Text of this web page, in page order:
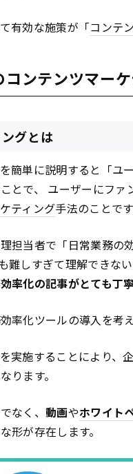
有効な施策が「コンテ
コンテンツマー
グとは
を簡単に説明すると「ユ
とで、 ユーザーにフ
ティング手法のことです
担当者で「日常業務の
難しすぎて理解できな
率化の記事がとても丁
率化ツールの導入を考
を実施することにより、
ります。
なく、動画やホワイト
形が存在します。